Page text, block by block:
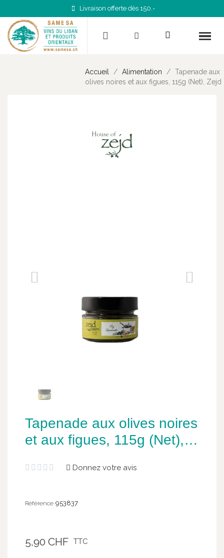
Livraison offerte dès 150.-
Accueil Alimentation
Tapenade aux
olives noires et aux figues, 115g (Net), Zejd
Tapenade aux olives noires
et aux figues, 115g (Net),
     Donnez votre avis
Référence 953837
5,90 CHF TTC